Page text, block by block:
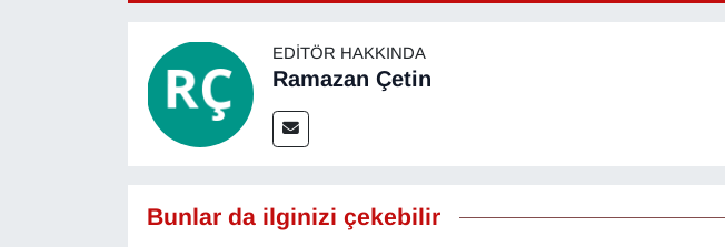
EDITÖR HAKKINDA
Ramazan Çetin
Bunlar da ilginizi çekebilir
TEKNOLOJİ